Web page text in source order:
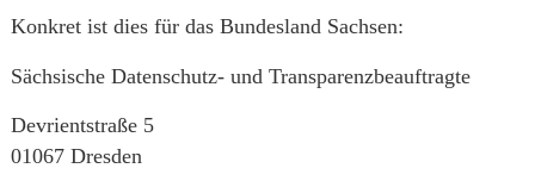
Konkret ist dies für das Bundesland Sachsen:
Sächsische Datenschutz- und Transparenzbeauftragte
Devrientstraße 5
01067 Dresden